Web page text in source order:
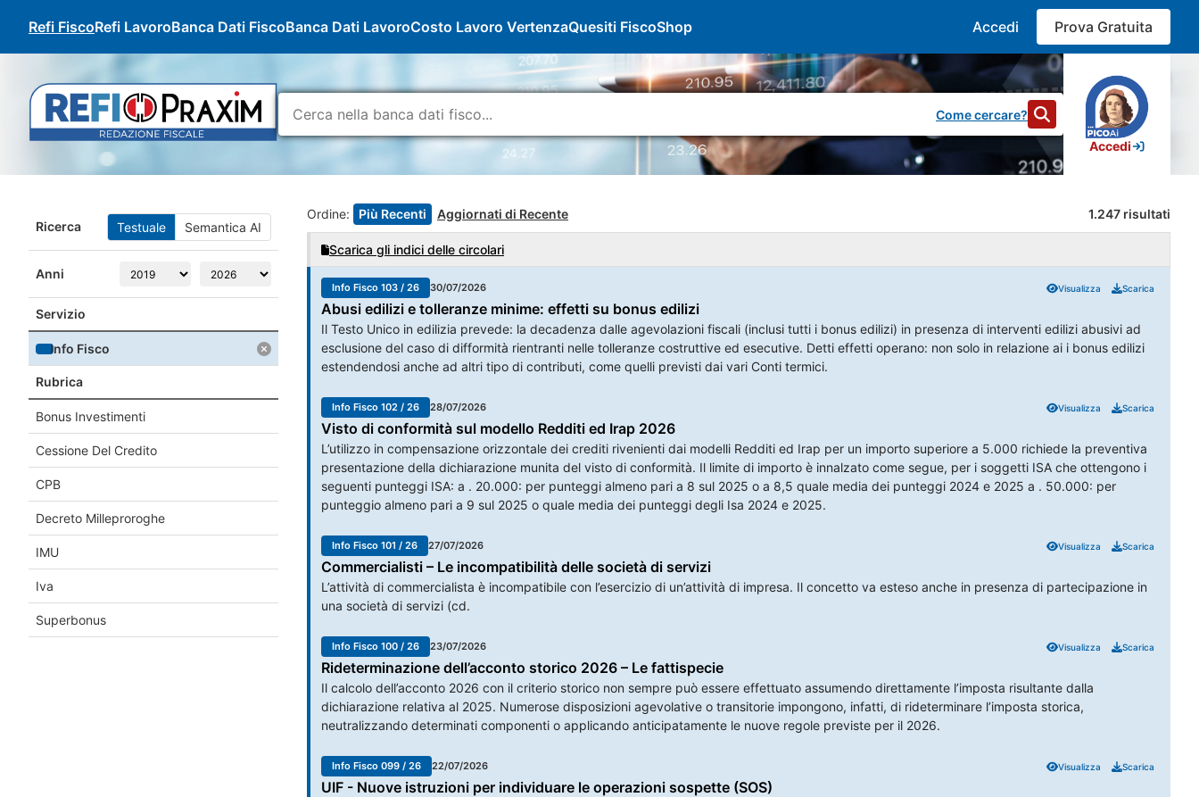
Refi FiscoRefi LavoroBanca Dati FiscoBanca Dati LavoroCosto Lavoro VertenzaQuesiti FiscoShop Accedi Prova Gratuita
Come cercare?
Accedi
Ricerca Testuale Semantica AI
Anni
Servizio
Info Fisco
Rubrica
Bonus Investimenti
Cessione Del Credito
CPB
Decreto Milleproroghe
IMU
Iva
Superbonus
1.247 risultati
Ordine: Più Recenti Aggiornati di Recente
Scarica gli indici delle circolari
Info Fisco 103 / 26 30/07/2026 Visualizza Scarica
Abusi edilizi e tolleranze minime: effetti su bonus edilizi
Il Testo Unico in edilizia prevede: la decadenza dalle agevolazioni fiscali (inclusi tutti i bonus edilizi) in presenza di interventi edilizi abusivi ad
esclusione del caso di difformità rientranti nelle tolleranze costruttive ed esecutive. Detti effetti operano: non solo in relazione ai i bonus edilizi
estendendosi anche ad altri tipo di contributi, come quelli previsti dai vari Conti termici.
Info Fisco 102 / 26 28/07/2026 Visualizza Scarica
Visto di conformità sul modello Redditi ed Irap 2026
L’utilizzo in compensazione orizzontale dei crediti rivenienti dai modelli Redditi ed Irap per un importo superiore a 5.000 richiede la preventiva
presentazione della dichiarazione munita del visto di conformità. Il limite di importo è innalzato come segue, per i soggetti ISA che ottengono i
seguenti punteggi ISA: a . 20.000: per punteggi almeno pari a 8 sul 2025 o a 8,5 quale media dei punteggi 2024 e 2025 a . 50.000: per
punteggio almeno pari a 9 sul 2025 o quale media dei punteggi degli Isa 2024 e 2025.
Info Fisco 101 / 26 27/07/2026 Visualizza Scarica
Commercialisti – Le incompatibilità delle società di servizi
L’attività di commercialista è incompatibile con l’esercizio di un’attività di impresa. Il concetto va esteso anche in presenza di partecipazione in
una società di servizi (cd.
Info Fisco 100 / 26 23/07/2026 Visualizza Scarica
Rideterminazione dell’acconto storico 2026 – Le fattispecie
Il calcolo dell’acconto 2026 con il criterio storico non sempre può essere effettuato assumendo direttamente l’imposta risultante dalla
dichiarazione relativa al 2025. Numerose disposizioni agevolative o transitorie impongono, infatti, di rideterminare l’imposta storica,
neutralizzando determinati componenti o applicando anticipatamente le nuove regole previste per il 2026.
Info Fisco 099 / 26 22/07/2026 Visualizza Scarica
UIF - Nuove istruzioni per individuare le operazioni sospette (SOS)